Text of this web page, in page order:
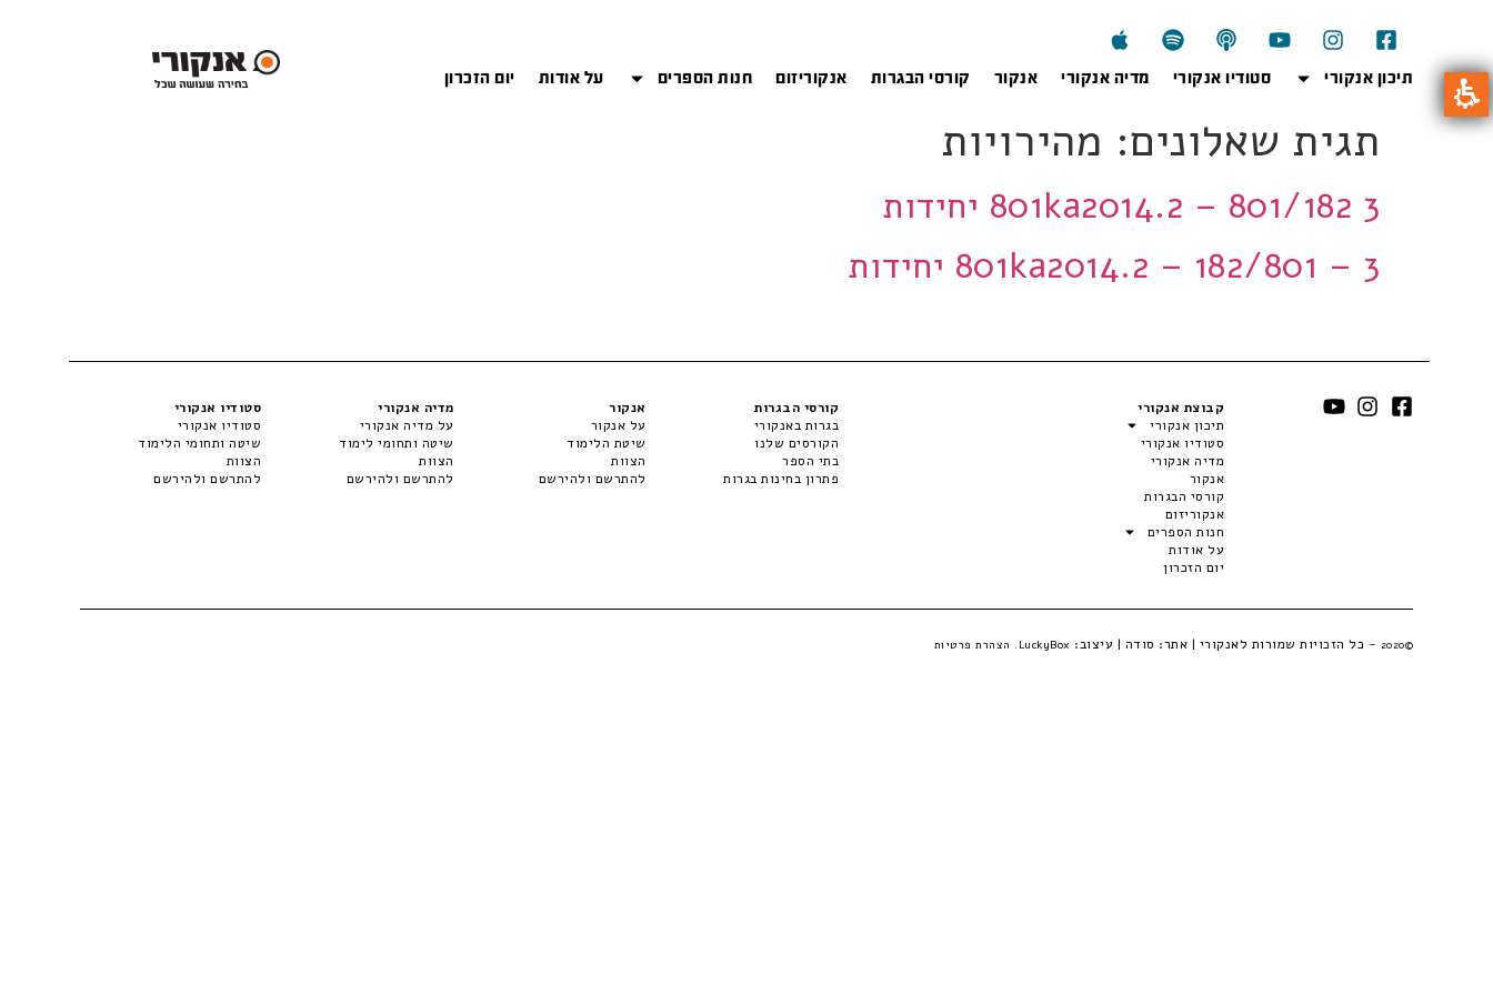
תיכון אנקורי סטודיו אנקורי מדיה אנקורי אנקור קורסי הבגרות אנקוריזום חנות הספרים על אודות יום הזכרון
תגית שאלונים: מהירויות
801ka2014.2 – 801/182 3 יחידות
801ka2014.2 – 182/801 – 3 יחידות
קבוצת אנקורי
תיכון אנקורי
סטודיו אנקורי
מדיה אנקורי
אנקור
קורסי הבגרות
אנקוריזום
חנות הספרים
על אודות
יום הזכרון
קורסי הבגרות
בגרות באנקורי
הקורסים שלנו
בתי הספר
פתרון בחינות בגרות
אנקור
על אנקור
שיטת הלימוד
הצוות
להתרשם ולהירשם
מדיה אנקורי
על מדיה אנקורי
שיטה ותחומי לימוד
הצוות
להתרשם ולהירשם
סטודיו אנקורי
סטודיו אנקורי
שיטה ותחומי הלימוד
הצוות
להתרשם ולהירשם
©2020 - כל הזכויות שמורות לאנקורי | אתר: סודה | עיצוב: LuckyBox. הצהרת פרטיות